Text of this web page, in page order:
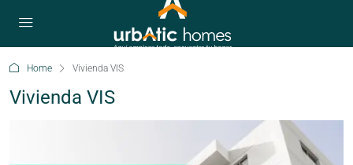
Home Vivienda VIS
Vivienda VIS